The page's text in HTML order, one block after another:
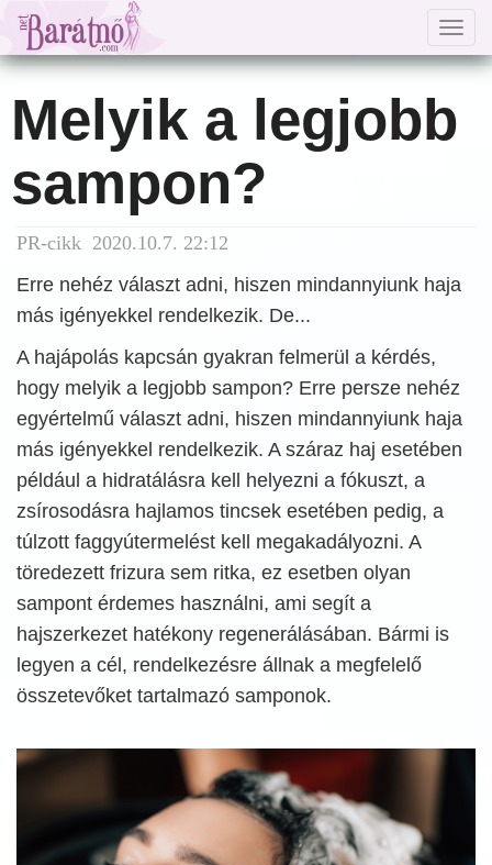
Melyik a legjobb
sampon?
PR-cikk 2020.10.7. 22:12
Erre nehéz választ adni, hiszen mindannyiunk haja
más igényekkel rendelkezik. De...
A hajápolás kapcsán gyakran felmerül a kérdés,
hogy melyik a legjobb sampon? Erre persze nehéz
egyértelmű választ adni, hiszen mindannyiunk haja
más igényekkel rendelkezik. A száraz haj esetében
például a hidratálásra kell helyezni a fókuszt, a
zsírosodásra hajlamos tincsek esetében pedig, a
túlzott faggyútermelést kell megakadályozni. A
töredezett frizura sem ritka, ez esetben olyan
sampont érdemes használni, ami segít a
hajszerkezet hatékony regenerálásában. Bármi is
legyen a cél, rendelkezésre állnak a megfelelő
összetevőket tartalmazó samponok.